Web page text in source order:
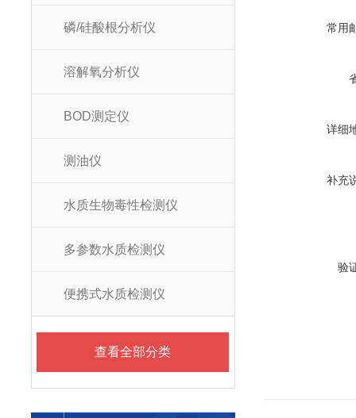
磷/硅酸根分析仪
溶解氧分析仪
BOD测定仪
测油仪
水质生物毒性检测仪
多参数水质检测仪
便携式水质检测仪
查看全部分类
常用
详细
补充
验